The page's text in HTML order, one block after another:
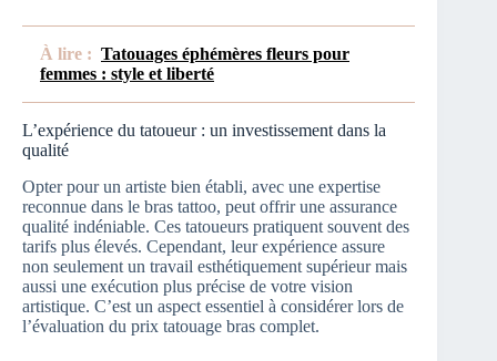
À lire : Tatouages éphémères fleurs pour
femmes : style et liberté
L’expérience du tatoueur : un investissement dans la
qualité
Opter pour un artiste bien établi, avec une expertise
reconnue dans le bras tattoo, peut offrir une assurance
qualité indéniable. Ces tatoueurs pratiquent souvent des
tarifs plus élevés. Cependant, leur expérience assure
non seulement un travail esthétiquement supérieur mais
aussi une exécution plus précise de votre vision
artistique. C’est un aspect essentiel à considérer lors de
l’évaluation du prix tatouage bras complet.